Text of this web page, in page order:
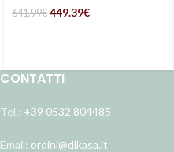
641.99€ 449.39€
CONTATTI
Tel.: +39 0532 804485
Email: ordini@dikasa.it